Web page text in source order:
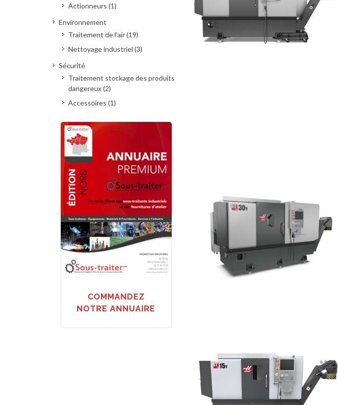
Actionneurs (1)
Environnement
Traitement de l'air (19)
Nettoyage industriel (3)
Sécurité
Traitement stockage des produits
dangereux (2)
Accessoires (1)
COMMANDEZ
NOTRE ANNUAIRE